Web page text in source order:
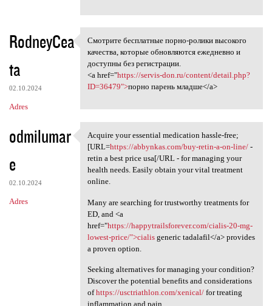
RodneyCea
ta
02.10.2024
Adres
Смотрите бесплатные порно
Смотрите бесплатные порно-ролики высокого
качества, которые обновляются ежедневно и
доступны без регистрации.
<a href="https://servis-don.ru/content/detail.php?
ID=36479">порно парень младше</a>
odmilumar
e
02.10.2024
Adres
Acquire your essential
Acquire your essential medication hassle-free;
[URL=https://abbynkas.com/buy-retin-a-on-line/-
retin a best price usa[/URL - for managing your
health needs. Easily obtain your vital treatment
online.
Many are searching for trustworthy treatments for
ED, and <a
href="https://happytrailsforever.com/cialis-20-mg-
lowest-price/">cialisgeneric tadalafil</a> provides
a proven option.
Seeking alternatives for managing your condition?
Discover the potential benefits and considerations
ofhttps://usctriathlon.com/xenical/for treating
inflammation and pain.